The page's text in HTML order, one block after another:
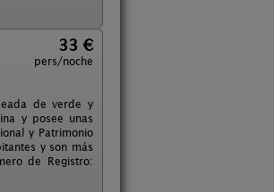
33 €
pers/noche
de verde y
y posee unas
y Patrimonio
y son más
de Registro: